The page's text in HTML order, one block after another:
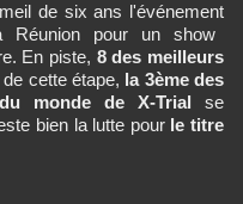
de six ans l'événement
Réunion pour un show
En piste, 8 des meilleurs
de cette étape, la 3ème des
monde de X-Trial se
bien la lutte pour le titre